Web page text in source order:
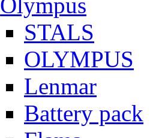
Olympus
STALS
OLYMPUS
Lenmar
Battery pack